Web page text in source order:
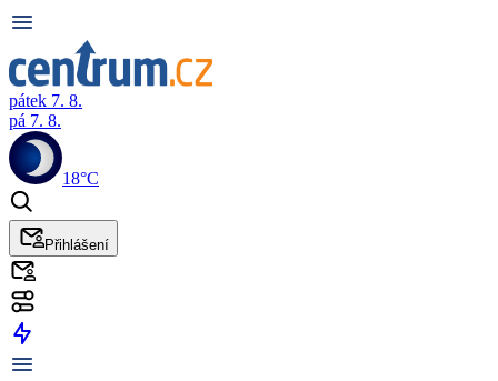
pátek 7. 8.
pá 7. 8.
18°C
Přihlášení